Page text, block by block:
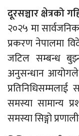
दूरसञ्चार क्षेत्रको
२०२५ मा
प्रकरण नेपालमा
जटिल सम्बन्ध
अनुसन्धान आयोगले
समस्या सामान्य
समस्या सिङ्गो